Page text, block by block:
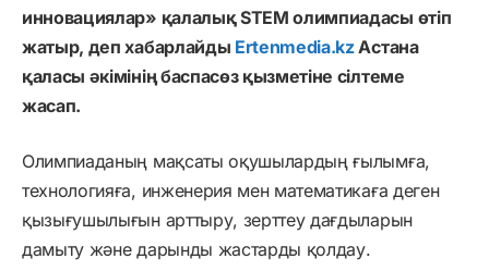
инновациялар» қалалық STEM олимпиадасы өтіп
жатыр, деп хабарлайды Ertenmedia.kzАстана
қаласы әкімінің баспасөз қызметіне сілтеме
жасап.
Олимпиаданың мақсаты оқушылардың ғылымға,
технологияға, инженерия мен математикаға деген
қызығушылығын арттыру, зерттеу дағдыларын
дамыту және дарынды жастарды қолдау.